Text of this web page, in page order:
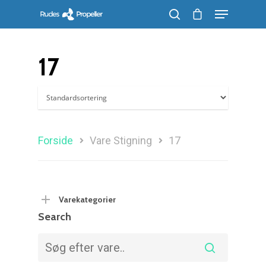
Søg efter et produkt, og tryk på enter
17
Forside Vare Stigning 17
Varekategorier
Search